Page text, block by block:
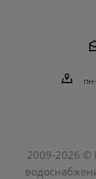
2009-2026 ©